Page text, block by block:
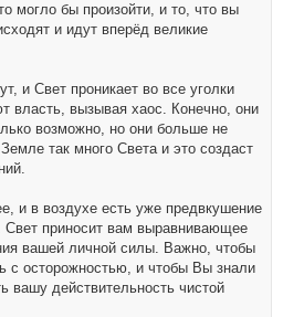
могло бы произойти, и то, что вы
и идут вперёд великие
и Свет проникает во все уголки
власть, вызывая хаос. Конечно, они
возможно, но они больше не
так много Света и это создаст
и в воздухе есть уже предвкушение
приносит вам выравнивающее
вашей личной силы. Важно, чтобы
с осторожностью, и чтобы Вы знали
вашу действительность чистой